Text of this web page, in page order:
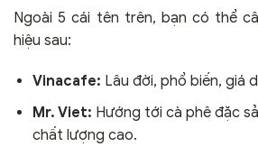
Ngoài 5 cái tên trên, bạn có thể
hiệu sau:
Vinacafe: Lâu đời, phổ biến, giá
Mr. Viet: Hướng tới cà phê đặc
chất lượng cao.